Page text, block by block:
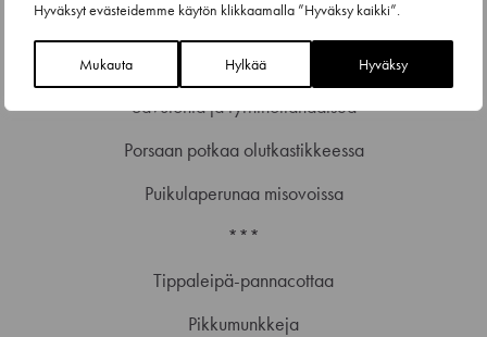
Hyväksyt evästeidemme käytön klikkaamalla ”Hyväksy kaikki”.
Mukauta Hylkää Hyväksy
Voita ja tuorejuustoa
***
Savulohta ja tyrnihollandaisea
Porsaan potkaa olutkastikkeessa
Puikulaperunaa misovoissa
***
Tippaleipä-pannacottaa
Pikkumunkkeja